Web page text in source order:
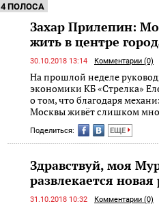
4 ПОЛОСА
Захар Прилепин:
жить в центре
30.10.2018 13:14 Комментарии (0)
На прошлой неделе
экономики КБ «Стрелка»
о том, что благо­даря
Москвы живёт слишком
Поделиться: ЕЩЕ
Здравствуй, моя
развлекается
31.10.2018 10:32 Комментарии (0)